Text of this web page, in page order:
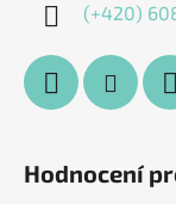
(+420)
Hodnocení